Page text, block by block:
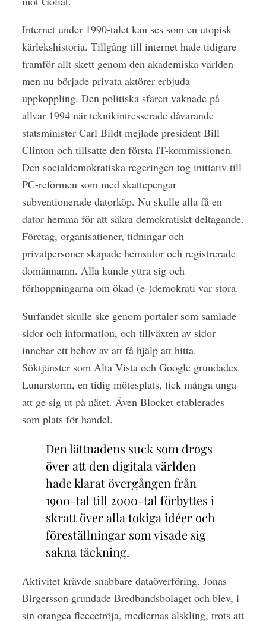
Internet under 1990-talet kan ses som en utopisk
kärlekshistoria. Tillgång till internet hade tidigare
framför allt skett genom den akademiska världen
men nu började privata aktörer erbjuda
uppkoppling. Den politiska sfären vaknade på
allvar 1994 när teknikintresserade dåvarande
statsminister Carl Bildt mejlade president Bill
Clinton och tillsatte den första IT-kommissionen.
Den socialdemokratiska regeringen tog initiativ till
PC-reformen som med skattepengar
subventionerade datorköp. Nu skulle alla få en
dator hemma för att säkra demokratiskt deltagande.
Företag, organisationer, tidningar och
privatpersoner skapade hemsidor och registrerade
domännamn. Alla kunde yttra sig och
förhoppningarna om ökad (e-)demokrati var stora.
Surfandet skulle ske genom portaler som samlade
sidor och information, och tillväxten av sidor
innebar ett behov av att få hjälp att hitta.
Söktjänster som Alta Vista och Google grundades.
Lunarstorm, en tidig mötesplats, fick många unga
att ge sig ut på nätet. Även Blocket etablerades
som plats för handel.
Den lättnadens suck som drogs
över att den digitala världen
hade klarat övergången från
1900-tal till 2000-tal förbyttes i
skratt över alla tokiga idéer och
föreställningar som visade sig
sakna täckning.
Aktivitet krävde snabbare dataöverföring. Jonas
Birgersson grundade Bredbandsbolaget och blev, i
sin orangea fleecetröja, mediernas älskling, trots att